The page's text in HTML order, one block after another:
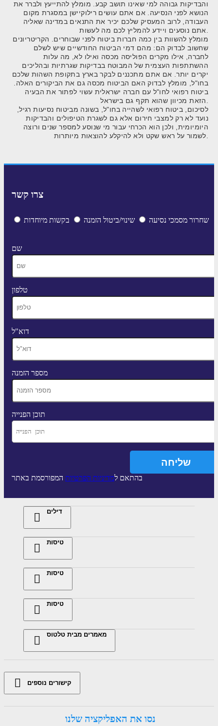
והבדיקות גבוהה למי שאינו תושב קבע. מומלץ להתייעץ ולברר את
הנושא לפני הנסיעה. אם אתם עושים רילוקיישן במסגרת מקום
העבודה, לרוב המעסיק שלכם יכיר את התנאים במדינה שאליה
מומלץ להשוות בין כמה חברות ביטוח לפני שבוחרים. הקריטריונים
שחשוב לבדוק הם: מהם דמי הביטוח החודשיים שיש לשלם
לחברה, אילו מקרים הפוליסה מכסה ואילו לא, מה עלות
ההשתתפות העצמית של המבוטח בבדיקות שגרתיות ובהליכים
יקרים יותר. אם אתם מתכננים לבקר בארץ בתקופת השהות שלכם
בחו"ל, מומלץ לבדוק האם הביטוח מכסה גם את הביקורים האלה.
ביטוח רפואי לחו"ל עם חברה ישראלית עשוי לפתור את הבעיה
לסיכום, ביטוח רפואי לשהייה בחו"ל, בשונה מביטוח נסיעות רגיל,
נועד לא רק למצבי חירום אלא גם לשגרת הטיפולים והבדיקות
היומיומית, ולכן הוא הכרחי עבור מי שנוסע למספר שנים ורוצה
צרו קשר
שחרור מסמכי נסיעה שינוי/ביטול הזמנה בקשות מיוחדות
שם
טלפון
דוא"ל
מספר הזמנה
תוכן הפנייה
בהתאם למדיניות הפרטיות המפורסמת באתר
דילים
טיסות
טיסות
טיסות
מאמרים מבית טלטוס
קישורים נוספים
נסו את האפליקציה שלנו